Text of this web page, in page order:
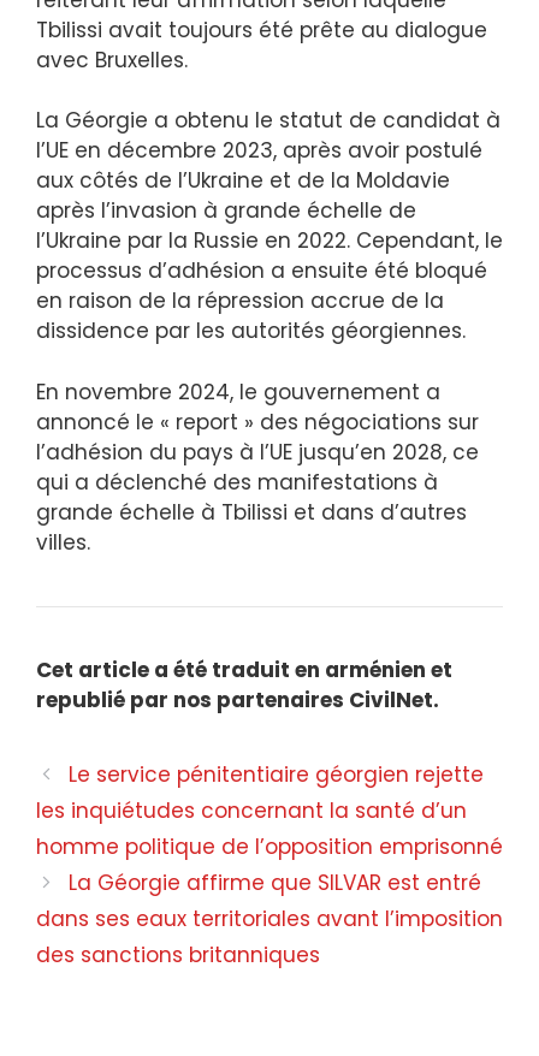
Tbilissi avait toujours été prête au dialogue
avec Bruxelles.
La Géorgie a obtenu le statut de candidat à
l’UE en décembre 2023, après avoir postulé
aux côtés de l’Ukraine et de la Moldavie
après l’invasion à grande échelle de
l’Ukraine par la Russie en 2022. Cependant, le
processus d’adhésion a ensuite été bloqué
en raison de la répression accrue de la
dissidence par les autorités géorgiennes.
En novembre 2024, le gouvernement a
annoncé le « report » des négociations sur
l’adhésion du pays à l’UE jusqu’en 2028, ce
qui a déclenché des manifestations à
grande échelle à Tbilissi et dans d’autres
villes.
Cet article a été traduit en arménien et
republié par nos partenaires CivilNet.
Le service pénitentiaire géorgien rejette
les inquiétudes concernant la santé d’un
homme politique de l’opposition emprisonné
La Géorgie affirme que SILVAR est entré
dans ses eaux territoriales avant l’imposition
des sanctions britanniques